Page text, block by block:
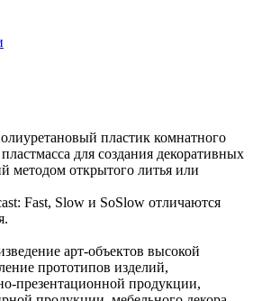
пластик комнатного
для создания декоративных
методом открытого литья или
Fast, Slow и SoSlow отличаются
арт-объектов высокой
прототипов изделий,
презентационной продукции,